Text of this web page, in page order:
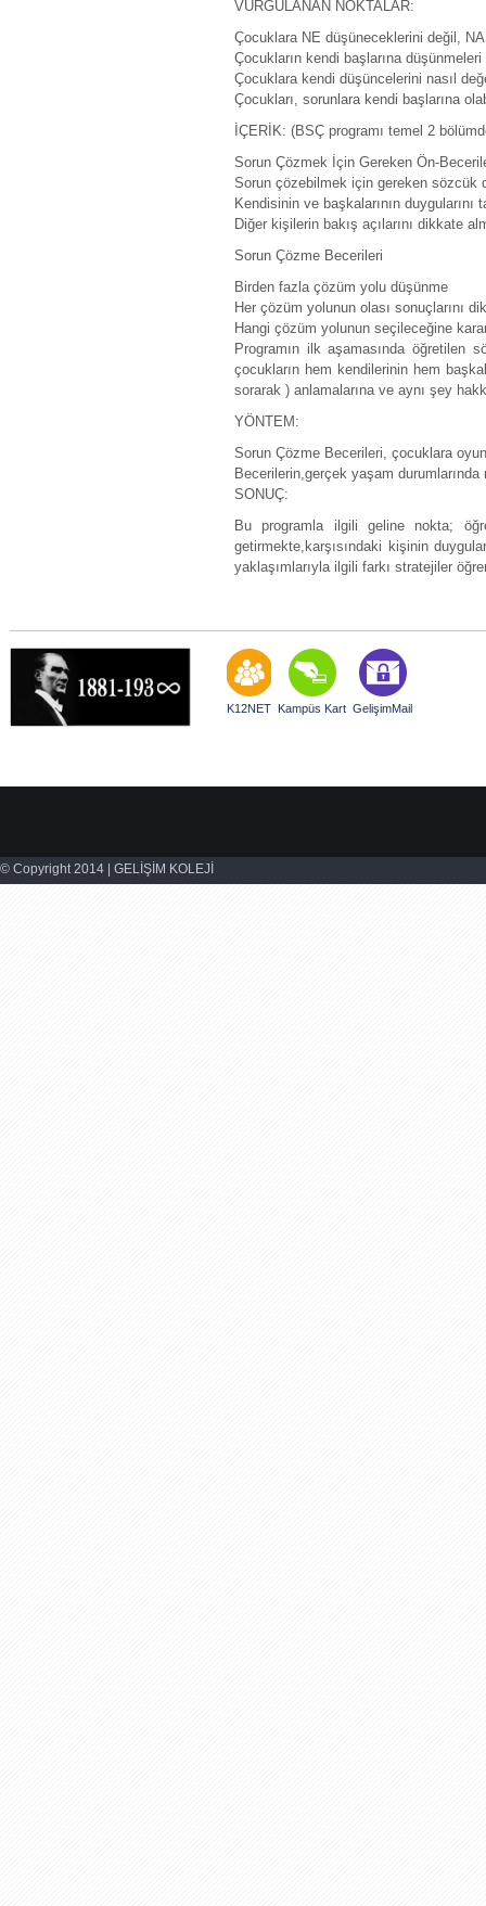
VURGULANAN NOKTALAR:
Çocuklara NE düşüneceklerini değil,
Çocukların kendi başlarına
Çocuklara kendi düşüncelerini nasıl
Çocukları, sorunlara kendi başlarına
İÇERİK: (BSÇ programı temel 2
Sorun Çözmek İçin Gereken Ön-
Sorun çözebilmek için gereken sözcük
Kendisinin ve başkalarının duygularını
Diğer kişilerin bakış açılarını dikkate
Sorun Çözme Becerileri
Birden fazla çözüm yolu düşünme
Her çözüm yolunun olası sonuçlarını
Hangi çözüm yolunun seçileceğine
Programın ilk aşamasında öğretilen
çocukların hem kendilerinin hem
sorarak ) anlamalarına ve aynı şey
YÖNTEM:
Sorun Çözme Becerileri, çocuklara
Becerilerin,gerçek yaşam
SONUÇ:
Bu programla ilgili geline nokta;
getirmekte,karşısındaki kişinin
yaklaşımlarıyla ilgili farkı stratejiler
K12NET Kampüs Kart GelişimMail
© Copyright 2014 | GELİŞİM KOLEJİ